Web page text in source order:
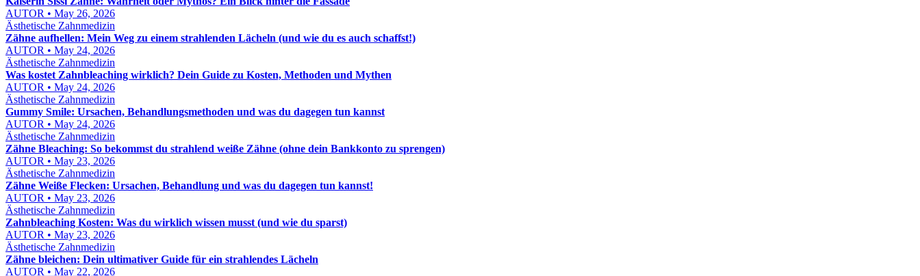
AUTOR • May 26, 2026
Ästhetische Zahnmedizin
Zähne aufhellen: Mein Weg zu einem strahlenden Lächeln (und wie du es auch schaffst!)
AUTOR • May 24, 2026
Ästhetische Zahnmedizin
Was kostet Zahnbleaching wirklich? Dein Guide zu Kosten, Methoden und Mythen
AUTOR • May 24, 2026
Ästhetische Zahnmedizin
Gummy Smile: Ursachen, Behandlungsmethoden und was du dagegen tun kannst
AUTOR • May 24, 2026
Ästhetische Zahnmedizin
Zähne Bleaching: So bekommst du strahlend weiße Zähne (ohne dein Bankkonto zu sprengen)
AUTOR • May 23, 2026
Ästhetische Zahnmedizin
Zähne Weiße Flecken: Ursachen, Behandlung und was du dagegen tun kannst!
AUTOR • May 23, 2026
Ästhetische Zahnmedizin
Zahnbleaching Kosten: Was du wirklich wissen musst (und wie du sparst)
AUTOR • May 23, 2026
Ästhetische Zahnmedizin
Zähne bleichen: Dein ultimativer Guide für ein strahlendes Lächeln
AUTOR • May 22, 2026